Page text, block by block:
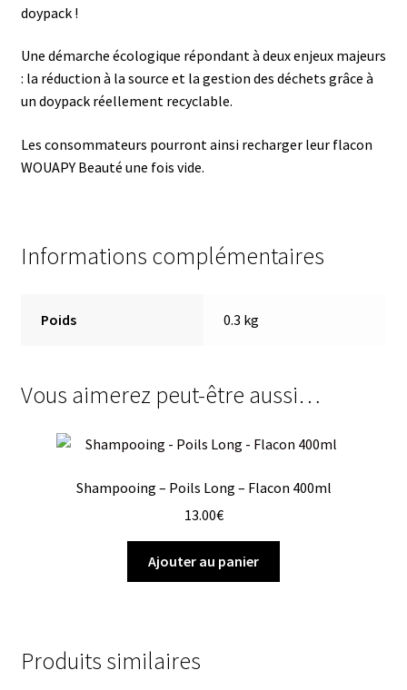
doypack !
Une démarche écologique répondant à deux enjeux majeurs
: la réduction à la source et la gestion des déchets grâce à
un doypack réellement recyclable.
Les consommateurs pourront ainsi recharger leur flacon
WOUAPY Beauté une fois vide.
Informations complémentaires
Poids 0.3 kg
Vous aimerez peut-être aussi…
Shampooing – Poils Long – Flacon 400ml
13.00€
Ajouter au panier
Produits similaires